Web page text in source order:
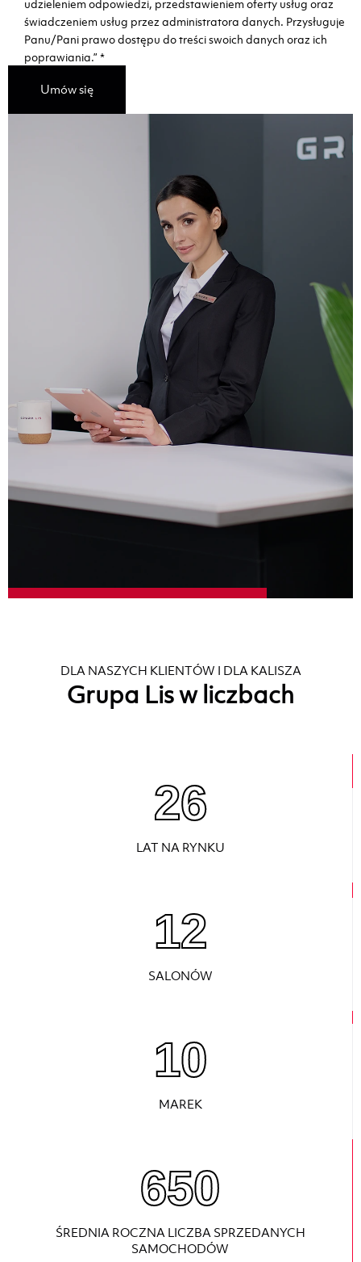
udzieleniem odpowiedzi, przedstawieniem oferty usług oraz
świadczeniem usług przez administratora danych. Przysługuje
Panu/Pani prawo dostępu do treści swoich danych oraz ich
poprawiania.” *
Umów się
DLA NASZYCH KLIENTÓW I DLA KALISZA
Grupa Lis w liczbach
26
LAT NA RYNKU
12
SALONÓW
10
MAREK
860
ŚREDNIA ROCZNA LICZBA SPRZEDANYCH
SAMOCHODÓW